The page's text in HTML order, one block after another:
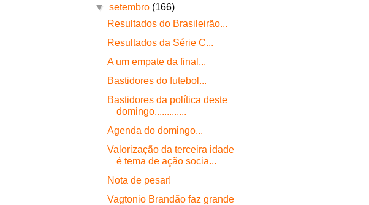
▼setembro (166)
Resultados do Brasileirão...
Resultados da Série C...
A um empate da final...
Bastidores do futebol...
Bastidores da política deste
domingo.............
Agenda do domingo...
Valorização da terceira idade
é tema de ação socia...
Nota de pesar!
Vagtonio Brandão faz grande